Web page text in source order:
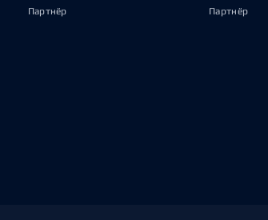
Партнёр Партнёр